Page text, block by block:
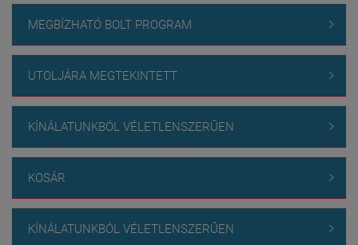
MEGBÍZHATÓ BOLT PROGRAM 
UTOLJÁRA MEGTEKINTETT 
KÍNÁLATUNKBÓL VÉLETLENSZERŰEN 
KOSÁR 
KÍNÁLATUNKBÓL VÉLETLENSZERŰEN 